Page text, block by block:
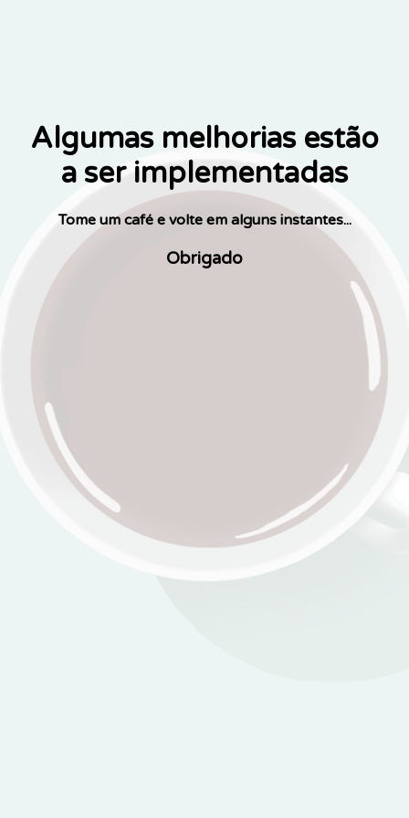
Algumas melhorias estão
a ser implementadas
Tome um café e volte em alguns instantes...
Obrigado